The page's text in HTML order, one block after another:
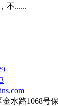
不......
水路1068号